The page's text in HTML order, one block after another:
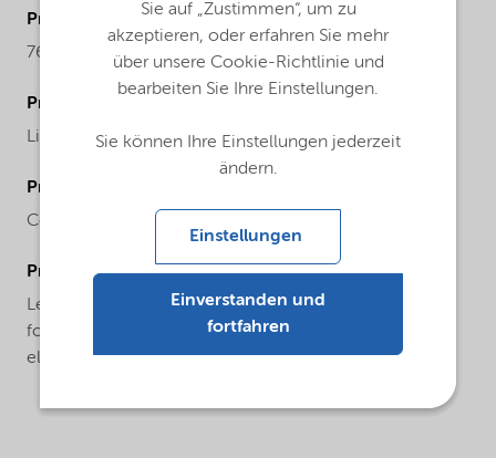
ProductCASnr
7631-86-9
ProductPhysicalForm
Liquid
ProductChemicalsName
Colloidal silica
ProductApplications
Levasil® CX4 is a specialty large particle product used
for the interlayer formation of fire resistant glass
elements.
Sie auf „Zustimmen“, um zu
akzeptieren, oder erfahren Sie mehr
über unsere Cookie-Richtlinie und
bearbeiten Sie Ihre Einstellungen.
Sie können Ihre Einstellungen jederzeit
ändern.
Einstellungen
Einverstanden und
fortfahren